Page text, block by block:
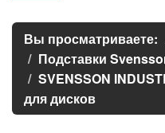
Вы просматриваете:
Подставки
SVENSSON
для дисков